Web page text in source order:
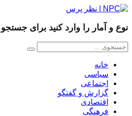
نوع و آمار را وارد کنید برای جستجو
خانه
سیاسی
اجتماعی
گزارش و گفتگو
اقتصادی
فرهنگی